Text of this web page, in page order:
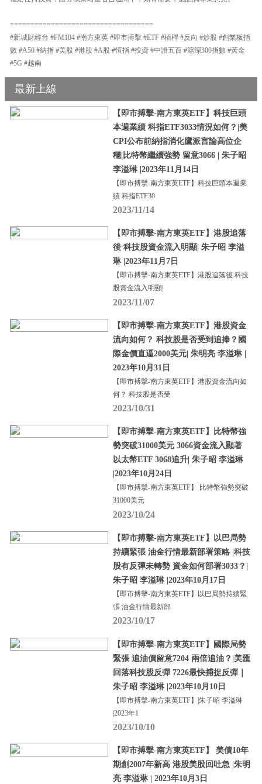
===================================
#新城財經台 #FM104 #南方東英 #即市搏擊 #ETF #槓桿 #反向 #炒股 #創業板指
數 #A50 #納指 #美股 #港股 #A股 #恆指 #投資 #中證五百 #滬深300指數 #黃金
#5G #越南
最新上線
【即市搏擊-南方東英ETF】科技巨頭
本週業績 科指ETF3033情況如何？|美
CPI公布前納指消化鷹派言論高位企
穩|比特幣繼續強勢 留意3066 | 朱子昭
李溢琳 |2023年11月14日
【即市搏擊-南方東英ETF】科技巨頭本週業
績 科指ETF30
2023/11/14
【即市搏擊-南方東英ETF】港股追落
後 科技股資金流入明顯| 朱子昭 李溢
琳 |2023年11月7日
【即市搏擊-南方東英ETF】港股追落後 科技
股資金流入明顯|
2023/11/07
【即市搏擊-南方東英ETF】港股資金
流向如何？ 科技股是否受到追捧？國
際金價直逼2000美元| 朱明亮 李溢琳 |
2023年10月31日
【即市搏擊-南方東英ETF】港股資金流向如
何？ 科技股是否受
2023/10/31
【即市搏擊-南方東英ETF】比特幣強
勢突破31000美元 3066資金流入顯著
以太幣ETF 3068追升| 朱子昭 李溢琳
|2023年10月24日
【即市搏擊-南方東英ETF】 比特幣強勢突破
31000美元
2023/10/24
【即市搏擊-南方東英ETF】以巴局勢
持續緊張 油金行情最新部署策略 |科技
股有反彈未轉勢 資金如何部署3033？|
朱子昭 李溢琳 |2023年10月17日
【即市搏擊-南方東英ETF】以巴局勢持續緊
張 油金行情最新部
2023/10/17
【即市搏擊-南方東英ETF】國際局勢
緊張 追油價留意7204 兩倍追油？|美匯
回落科技股反彈 7226最快捕捉反彈｜
朱子昭 李溢琳 |2023年10月10日
【即市搏擊-南方東英ETF】|朱子昭 李溢琳
|2023年1
2023/10/10
【即市搏擊-南方東英ETF】 美債10年
期創2007年新高 港股美股回吐急 |朱明
亮 李溢琳 | 2023年10月3日